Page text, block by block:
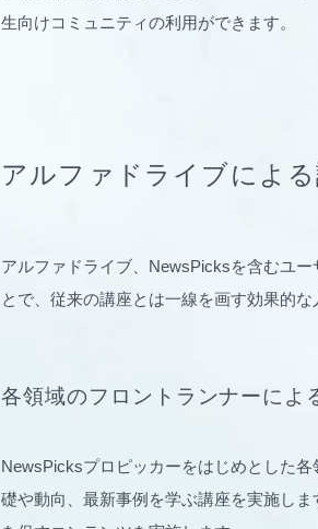
生向けコミュニティの利用ができます。
アルファドライブによ
アルファドライブ、NewsPicksを含むユ
とで、従来の講座とは一線を画す効果的
各領域のフロントランナーによ
NewsPicksプロピッカーをはじめとした
礎や動向、最新事例を学ぶ講座を実施し